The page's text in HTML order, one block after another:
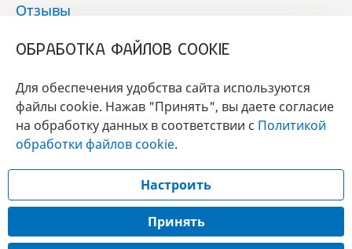
Отзывы
БРЕНД
ГОДА 2017 - 2019
© 2017 - 2026 «Альфа-вет»
Разработка сайта —
ОБРАБОТКА ФАЙЛОВ COOKIE
Для обеспечения удобства сайта используются
файлы cookie. Нажав "Принять", вы даете согласие
на обработку данных в соответствии с Политикой
обработки файлов cookie.
Настроить
Принять